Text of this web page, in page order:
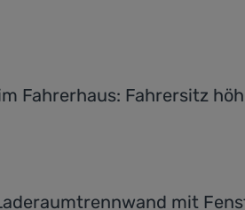
Fahrerhaus: Fahrersitz
mit